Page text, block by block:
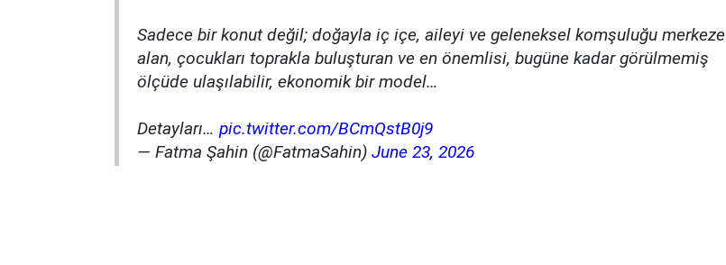
Sadece bir konut değil; doğayla iç içe, aileyi ve geleneksel komşuluğu merkeze
alan, çocukları toprakla buluşturan ve en önemlisi, bugüne kadar görülmemiş
ölçüde ulaşılabilir, ekonomik bir model…
Detayları… pic.twitter.com/BCmQstB0j9
— Fatma Şahin (@FatmaSahin) June 23, 2026